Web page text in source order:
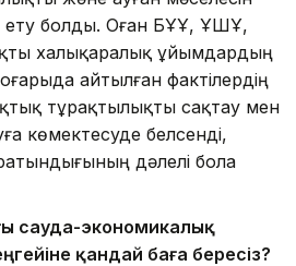
болды. Оған БҰҰ, ҰҚШҰ,
халықаралық ұйымдардың
айтылған фактілердің
тұрақтылықты сақтау мен
көмектесуде белсенді,
дәлелі бола
сауда-экономикалық
қандай баға бересіз?